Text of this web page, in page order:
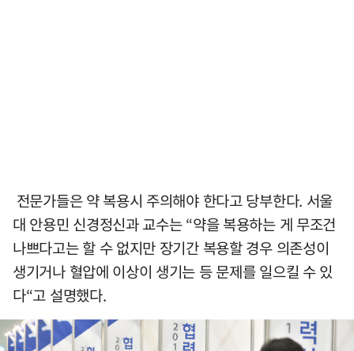
전문가들은 약 복용시 주의해야 한다고 당부한다. 서울
대 안용민 신경정신과 교수는 “약을 복용하는 게 무조건
나쁘다고는 할 수 없지만 장기간 복용할 경우 의존성이
생기거나 혈압에 이상이 생기는 등 문제를 일으킬 수 있
다“고 설명했다.